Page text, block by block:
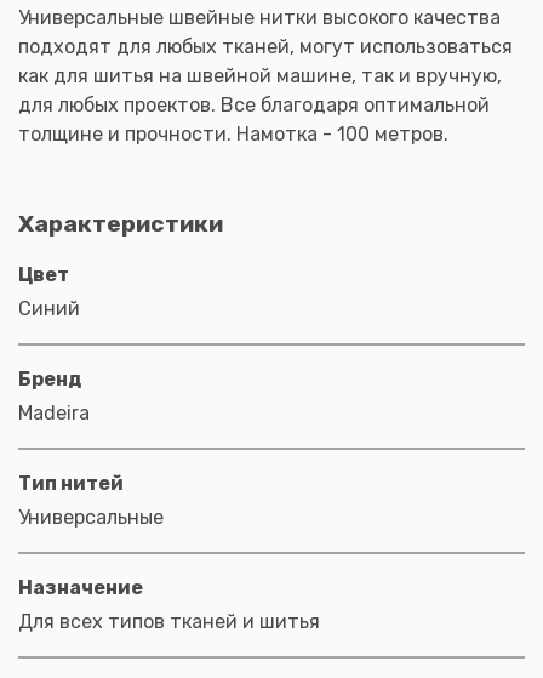
Универсальные швейные нитки высокого качества
подходят для любых тканей, могут использоваться
как для шитья на швейной машине, так и вручную,
для любых проектов. Все благодаря оптимальной
толщине и прочности. Намотка - 100 метров.
Характеристики
Цвет
Синий
Бренд
Madeira
Тип нитей
Универсальные
Назначение
Для всех типов тканей и шитья